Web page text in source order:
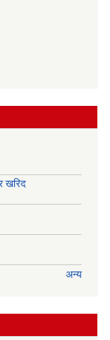
खरिद
अन्य